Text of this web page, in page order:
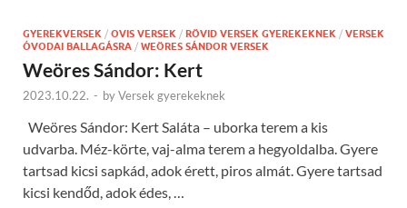
GYEREKVERSEK / OVIS VERSEK / RÖVID VERSEK GYEREKEKNEK / VERSEK
ÓVODAI BALLAGÁSRA / WEÖRES SÁNDOR VERSEK
Weöres Sándor: Kert
2023.10.22. - byVersek gyerekeknek
Weöres Sándor: Kert Saláta – uborka terem a kis
udvarba. Méz-körte, vaj-alma terem a hegyoldalba. Gyere
tartsad kicsi sapkád, adok érett, piros almát. Gyere tartsad
kicsi kendőd, adok édes, …